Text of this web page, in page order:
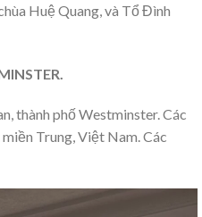
Huệ Quang, và Tổ Đình
thành phố Westminster. Các
Trung, Việt Nam. Các